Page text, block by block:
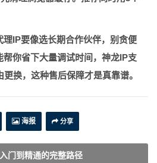
理IP要像选长期合作伙伴，别贪便
你省下大量调试时间，神龙IP支
换，这种售后保障才是真靠谱。
海报 分享
门到精通的完整路径